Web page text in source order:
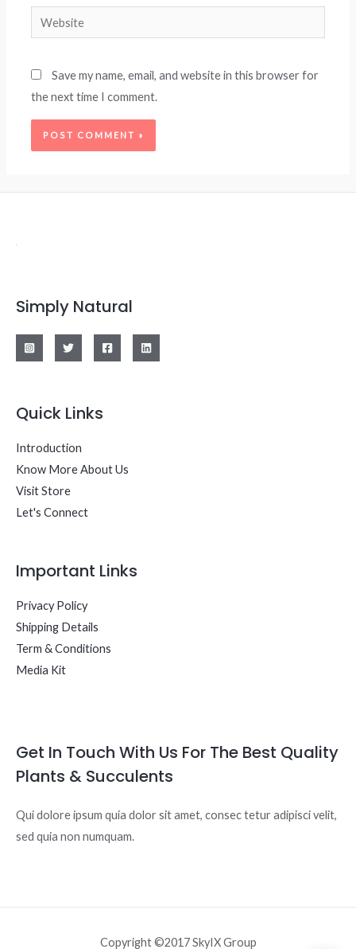
Website
Save my name, email, and website in this browser for
the next time I comment.
Simply Natural
Quick Links
Introduction
Know More About Us
Visit Store
Let's Connect
Important Links
Privacy Policy
Shipping Details
Term & Conditions
Media Kit
Get In Touch With Us For The Best Quality
Plants & Succulents
Qui dolore ipsum quia dolor sit amet, consec tetur adipisci velit,
sed quia non numquam.
Copyright ©2017 SkyIX Group